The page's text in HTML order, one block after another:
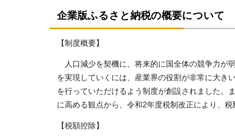
企業版ふるさと納税の概要について
【制度概要】
人口減少を契機に、将来的に国全体の競争力が
を実現していくには、産業界の役割が非常に大き
を行っていただけるよう制度が創設されました。
に高める観点から、令和2年度税制改正により、
【税額控除】